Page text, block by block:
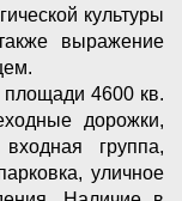
культуры
выражение
4600 кв.
дорожки,
группа,
уличное